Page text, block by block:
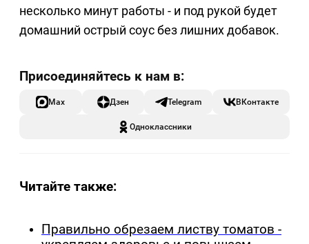
несколько минут работы - и под рукой будет
домашний острый соус без лишних добавок.
Max Дзен Telegram ВКонтакте
Одноклассники
Читайте также:
Правильно обрезаем листву томатов -